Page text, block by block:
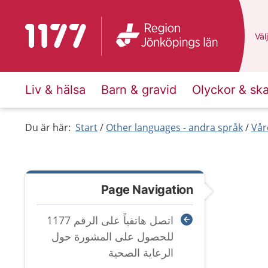
To start page for 1177 Du
Välj
Liv & hälsa Barn & gravid Olyckor &
Du är här: Start Other languages - andra språk
Page Navigation
اتصل هاتفياً على الرقم 1177
للحصول على المشورة حول
الرعاية الصحية